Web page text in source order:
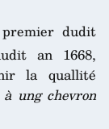
dudit
an 1668,
la quallité
à ung chevron